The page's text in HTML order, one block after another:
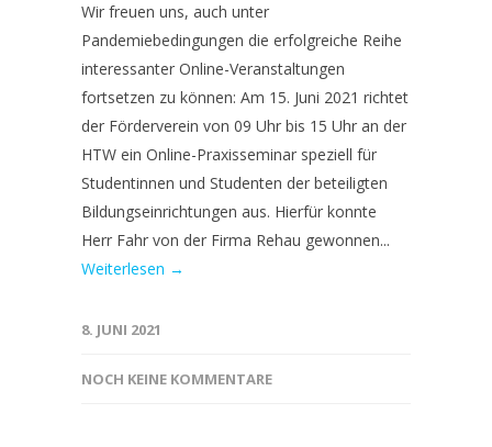
Wir freuen uns, auch unter
Pandemiebedingungen die erfolgreiche Reihe
interessanter Online-Veranstaltungen
fortsetzen zu können: Am 15. Juni 2021 richtet
der Förderverein von 09 Uhr bis 15 Uhr an der
HTW ein Online-Praxisseminar speziell für
Studentinnen und Studenten der beteiligten
Bildungseinrichtungen aus. Hierfür konnte
Herr Fahr von der Firma Rehau gewonnen...
Weiterlesen →
8. JUNI 2021
NOCH KEINE KOMMENTARE